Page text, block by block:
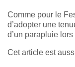
Comme pour le
d’adopter une
d’un parapluie
Cet article est